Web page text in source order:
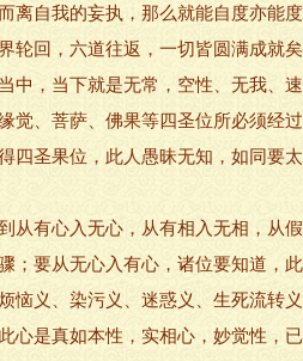
离自我的妄执，那么就能自度亦能
轮回，六道往返，一切皆圆满成就
中，当下就是无常，空性、无我、
觉、菩萨、佛果等四圣位所必须经
四圣果位，此人愚昧无知，如同要
从有心入无心，从有相入无相，从
；要从无心入有心，诸位要知道，
恼义、染污义、迷惑义、生死流转
心是真如本性，实相心，妙觉性，